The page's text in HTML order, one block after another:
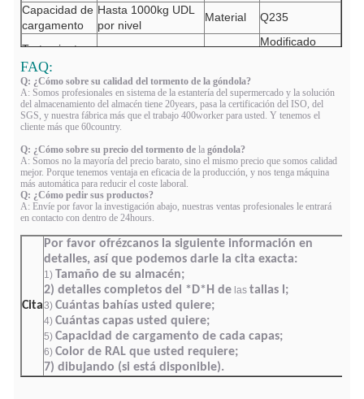
Capacidad de
cargamento
Hasta 1000kg UDL
por nivel
Material Q235
Tratamiento
superficial
Modificado
Estándar
Q/320581FHD004-
2009
Tipo /
FAQ:
Q: ¿Cómo sobre su calidad del tormento de la góndola?
A: Somos profesionales en sistema de la estantería del supermercado y la solución
del almacenamiento del almacén tiene 20years, pasa la certificación del ISO, del
SGS, y nuestra fábrica más que el trabajo 400worker para usted. Y tenemos el
cliente más que 60country.
Q: ¿Cómo sobre su precio del tormento de la góndola?
A: Somos no la mayoría del precio barato, sino el mismo precio que somos calidad
mejor. Porque tenemos ventaja en eficacia de la producción, y nos tenga máquina
más automática para reducir el coste laboral.
Q: ¿Cómo pedir sus productos?
A: Envíe por favor la investigación abajo, nuestras ventas profesionales le entrará
en contacto con dentro de 24hours.
Cita
Por favor ofrézcanos la siguiente información en
detalles, así que podemos darle la cita exacta:
1) Tamaño de su almacén;
2) detalles completos del *D*H de las tallas l;
3) Cuántas bahías usted quiere;
4) Cuántas capas usted quiere;
5) Capacidad de cargamento de cada capas;
6) Color de RAL que usted requiere;
7) dibujando (si está disponible).